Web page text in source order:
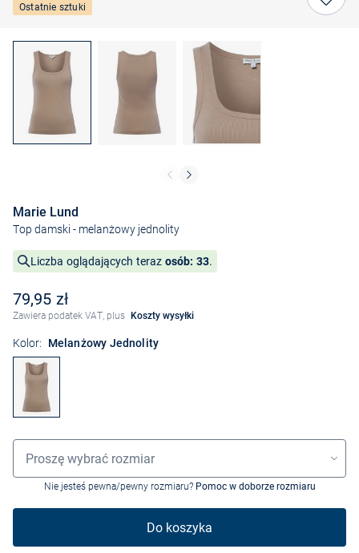
Ostatnie sztuki
Marie Lund
Top damski - melanżowy jednolity
Liczba oglądających teraz osób: 33.
79,95 zł
Zawiera podatek VAT, plus Koszty wysyłki
Kolor: Melanżowy Jednolity
Wybór rozmiaru
Proszę wybrać rozmiar
Nie jesteś pewna/pewny rozmiaru? Pomoc w doborze rozmiaru
Do koszyka